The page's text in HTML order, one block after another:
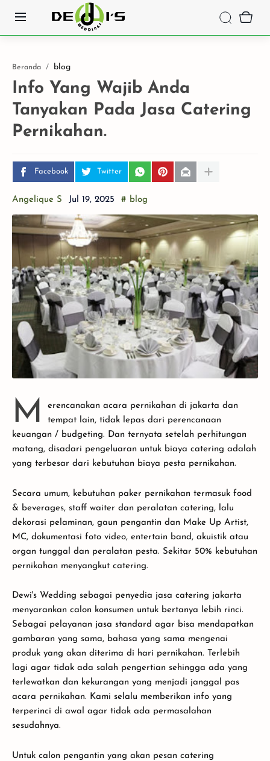
Beranda blog
Info Yang Wajib Anda
Tanyakan Pada Jasa Catering
Pernikahan.
Facebook Twitter
Angelique S # blog
M
erencanakan acara pernikahan di jakarta dan
tempat lain, tidak lepas dari perencanaan
keuangan / budgeting. Dan ternyata setelah perhitungan
matang, disadari pengeluaran untuk biaya catering adalah
yang terbesar dari kebutuhan biaya pesta pernikahan.
Secara umum, kebutuhan paker pernikahan termasuk food
& beverages, staff waiter dan peralatan catering, lalu
dekorasi pelaminan, gaun pengantin dan Make Up Artist,
MC, dokumentasi foto video, entertain band, akuistik atau
organ tunggal dan peralatan pesta. Sekitar 50% kebutuhan
pernikahan menyangkut catering.
Dewi's Wedding sebagai penyedia jasa catering jakarta
menyarankan calon konsumen untuk bertanya lebih rinci.
Sebagai pelayanan jasa standard agar bisa mendapatkan
gambaran yang sama, bahasa yang sama mengenai
produk yang akan diterima di hari pernikahan. Terlebih
lagi agar tidak ada salah pengertian sehingga ada yang
terlewatkan dan kekurangan yang menjadi janggal pas
acara pernikahan. Kami selalu memberikan info yang
terperinci di awal agar tidak ada permasalahan
sesudahnya.
Untuk calon pengantin yang akan pesan catering